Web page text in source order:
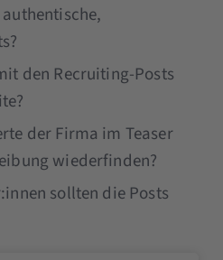
den Recruiting-Posts
der Firma im Teaser
wiederfinden?
sollten die Posts